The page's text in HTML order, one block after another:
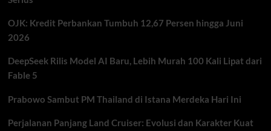
OJK: Kredit Perbankan Tumbuh 12,67 Persen hingga Juni
2026
DeepSeek Rilis Model AI Baru, Lebih Murah 100 Kali Lipat dari
Fable 5
Prabowo Sambut PM Thailand di Istana Merdeka Hari Ini
Perjalanan Panjang Land Cruiser: Evolusi dan Karakter Kuat